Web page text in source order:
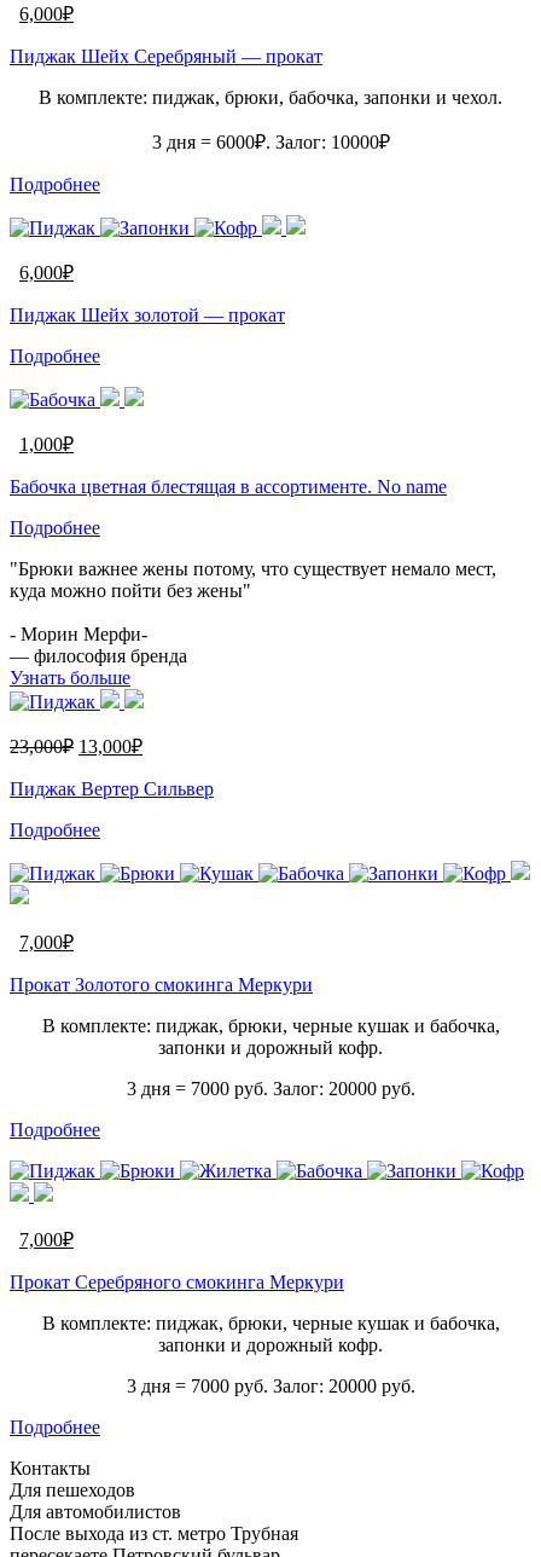
6,000₽
Пиджак Шейх Серебряный — прокат
В комплекте: пиджак, брюки, бабочка, запонки и чехол.
3 дня = 6000₽. Залог: 10000₽
Подробнее
6,000₽
Пиджак Шейх золотой — прокат
Подробнее
1,000₽
Бабочка цветная блестящая в ассортименте. No name
Подробнее
"Брюки важнее жены потому, что существует немало мест,
куда можно пойти без жены"
- Морин Мерфи-
— философия бренда
Узнать больше
23,000₽ 13,000₽
Пиджак Вертер Сильвер
Подробнее
7,000₽
Прокат Золотого смокинга Меркури
В комплекте: пиджак, брюки, черные кушак и бабочка,
запонки и дорожный кофр.
3 дня = 7000 руб. Залог: 20000 руб.
Подробнее
7,000₽
Прокат Серебряного смокинга Меркури
В комплекте: пиджак, брюки, черные кушак и бабочка,
запонки и дорожный кофр.
3 дня = 7000 руб. Залог: 20000 руб.
Подробнее
Контакты
Для пешеходов
Для автомобилистов
После выхода из ст. метро Трубная